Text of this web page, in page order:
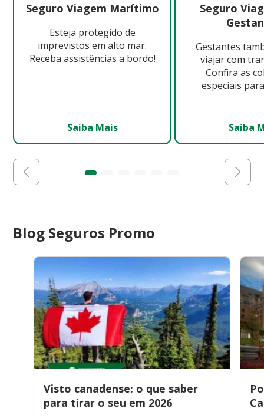
Seguro Viagem Marítimo
Esteja protegido de
imprevistos em alto mar.
Receba assistências a bordo!
Saiba Mais
Seguro
Gestantes
viajar com
Confira as
especiais
Saiba
Blog Seguros Promo
Visto canadense: o que saber
para tirar o seu em 2026